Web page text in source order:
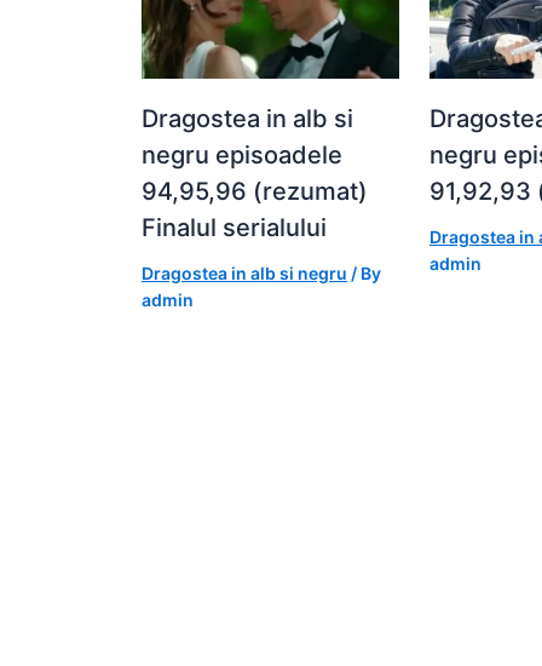
Dragostea in alb si
negru episoadele
94,95,96 (rezumat)
Finalul serialului
Dragostea in alb si negru / By
admin
negru
91,92,93
Dragostea in
admin